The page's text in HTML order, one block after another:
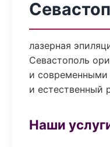
лазерная
Севастополь
и современными
и естественный
Наши